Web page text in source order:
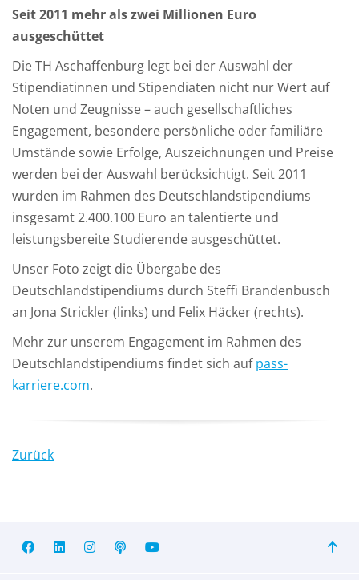
Seit 2011 mehr als zwei Millionen Euro
ausgeschüttet
Die TH Aschaffenburg legt bei der Auswahl der
Stipendiatinnen und Stipendiaten nicht nur Wert auf
Noten und Zeugnisse – auch gesellschaftliches
Engagement, besondere persönliche oder familiäre
Umstände sowie Erfolge, Auszeichnungen und Preise
werden bei der Auswahl berücksichtigt. Seit 2011
wurden im Rahmen des Deutschlandstipendiums
insgesamt 2.400.100 Euro an talentierte und
leistungsbereite Studierende ausgeschüttet.
Unser Foto zeigt die Übergabe des
Deutschlandstipendiums durch Steffi Brandenbusch
an Jona Strickler (links) und Felix Häcker (rechts).
Mehr zur unserem Engagement im Rahmen des
Deutschlandstipendiums findet sich aufpass-
karriere.com.
Zurück